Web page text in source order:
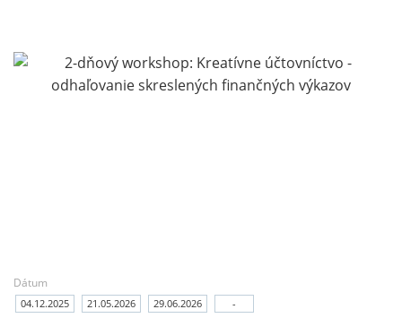
Dátum
04.12.2025 21.05.2026 29.06.2026 -